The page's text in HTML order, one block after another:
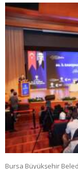
Bursa Büyükşehir